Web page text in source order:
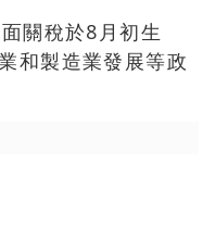
關稅於8月初生
和製造業發展等政